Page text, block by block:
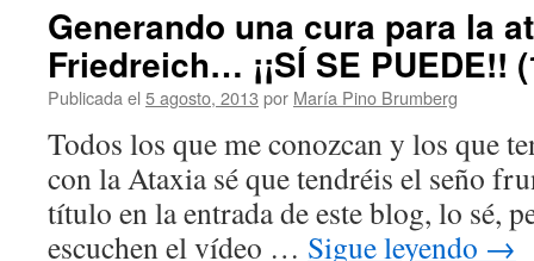
Generando una cura para la
Friedreich… ¡¡SÍ SE PUEDE!!
Publicada el 5 agosto, 2013 por María Pino Brumberg
Todos los que me conozcan y los que
con la Ataxia sé que tendréis el seño
título en la entrada de este blog, lo sé,
escuchen el vídeo … Sigue leyendo →